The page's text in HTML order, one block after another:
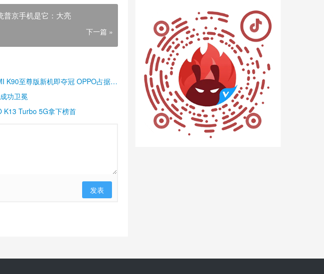
普京手机是它：大亮
下一篇 »
K90至尊版新机即夺冠 OPPO占据半
功卫冕
K13 Turbo 5G拿下榜首
发表